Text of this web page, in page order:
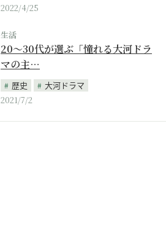
2022/4/25
生活
20～30代が選ぶ「憧れる大河ドラ
マの主…
歴史
大河ドラマ
2021/7/2